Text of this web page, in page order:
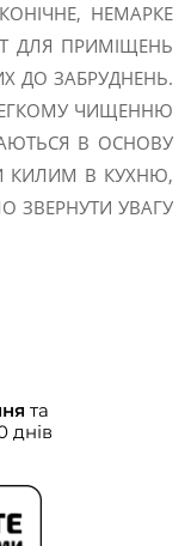
НЕМАРКЕ
ДЛЯ ПРИМІЩЕНЬ
ДО ЗАБРУДНЕНЬ.
ЧИЩЕННЮ
В ОСНОВУ
КИЛИМ В КУХНЮ,
ЗВЕРНУТИ УВАГУ
та
днів